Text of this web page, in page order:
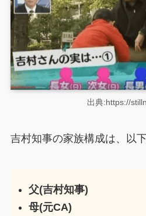
出典:https://
吉村知事の家族構成は、以
父(吉村知事)
母(元CA)